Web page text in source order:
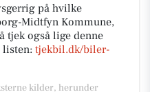
på hvilke
Midtfyn Kommune,
tjek også lige denne
listen: tjekbil.dk/biler-
kilder, herunder